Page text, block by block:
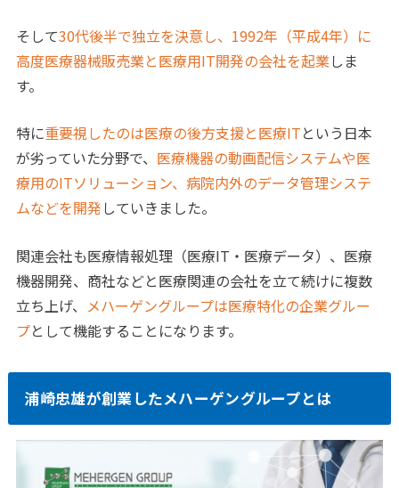
そして30代後半で独立を決意し、1992年（平成4年）に
高度医療器械販売業と医療用IT開発の会社を起業 しま
す。
特に重要視したのは医療の後方支援と医療ITという日本
が劣っていた分野で、 医療機器の動画配信システムや医
療用のITソリューション、病院内外のデータ管理システ
ムなどを開発 していきました。
関連会社も医療情報処理（医療IT・医療データ）、医療
機器開発、商社などと医療関連の会社を立て続けに複数
立ち上げ、 メハーゲングループは医療特化の企業グルー
プとして機能することになります。
浦崎忠雄が創業したメハーゲングループとは